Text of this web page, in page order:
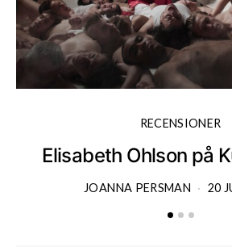
RECENSIONER
Elisabeth Ohlson på
JOANNA PERSMAN 20